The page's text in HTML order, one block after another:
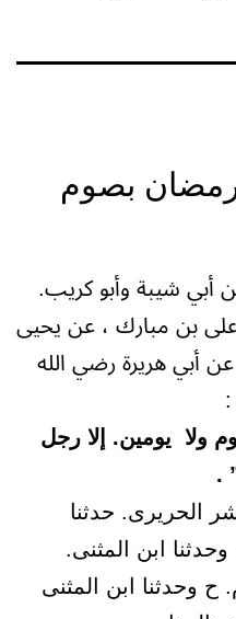
رمضان بصوم
أبي شيبة وأبو كريب.
على بن مبارك ، عن يحيى
أبي هريرة رضي الله
:
ولا يومين. إلا رجل
.
الحريرى. حدثنا
ابن المثنى.
ح وحدثنا ابن المثنى